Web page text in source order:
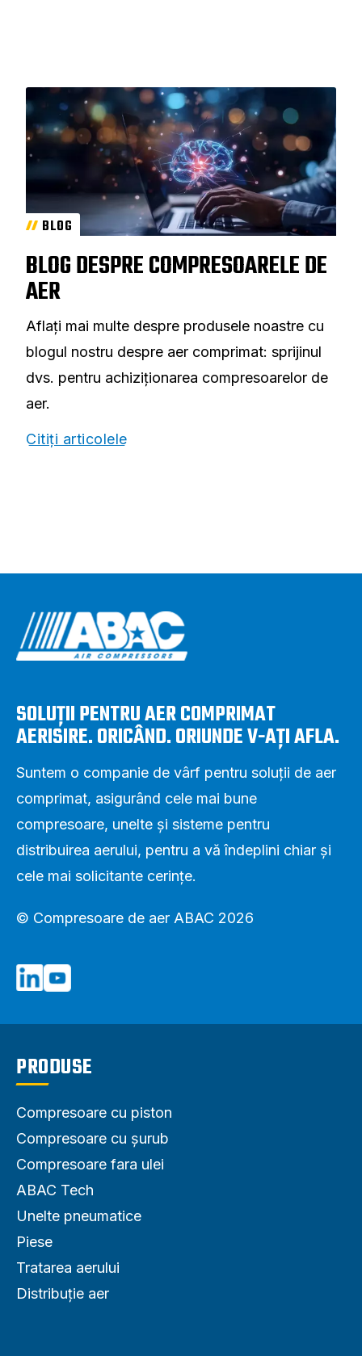
BLOG
BLOG DESPRE COMPRESOARELE DE
AER
Aflați mai multe despre produsele noastre cu
blogul nostru despre aer comprimat: sprijinul
dvs. pentru achiziționarea compresoarelor de
aer.
Citiți articolele
SOLUȚII PENTRU AER COMPRIMAT
AERISIRE. ORICÂND. ORIUNDE V-AȚI AFLA.
Suntem o companie de vârf pentru soluții de aer
comprimat, asigurând cele mai bune
compresoare, unelte și sisteme pentru
distribuirea aerului, pentru a vă îndeplini chiar și
cele mai solicitante cerințe.
© Compresoare de aer ABAC 2026
PRODUSE
Compresoare cu piston
Compresoare cu șurub
Compresoare fara ulei
ABAC Tech
Unelte pneumatice
Piese
Tratarea aerului
Distribuție aer